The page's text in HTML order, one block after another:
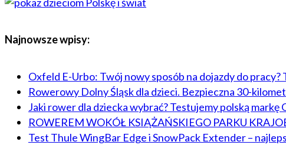
Najnowsze wpisy:
Oxfeld E-Urbo: Twój nowy sposób na dojazdy do
Rowerowy Dolny Śląsk dla dzieci. Bezpieczna 30-
Jaki rower dla dziecka wybrać? Testujemy polską
ROWEREM WOKÓŁ KSIĄŻAŃSKIEGO PARKU
Test Thule WingBar Edge i SnowPack Extender –